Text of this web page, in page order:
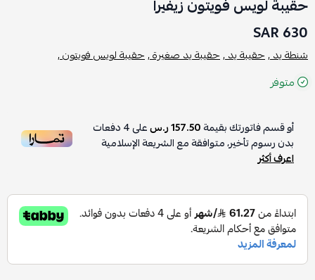
حقيبة لويس فويتون زيفيرا
630 SAR
شنطة يد ,حقيبة يد ,حقيبة يد صغيرة ,حقيبة لويس فويتون ,
متوفر
أو قسم فاتورتك بقيمة157.50 ر.س على4دفعات
بدون رسوم تأخير، متوافقة مع الشريعة الإسلامية
اعرف أكثر